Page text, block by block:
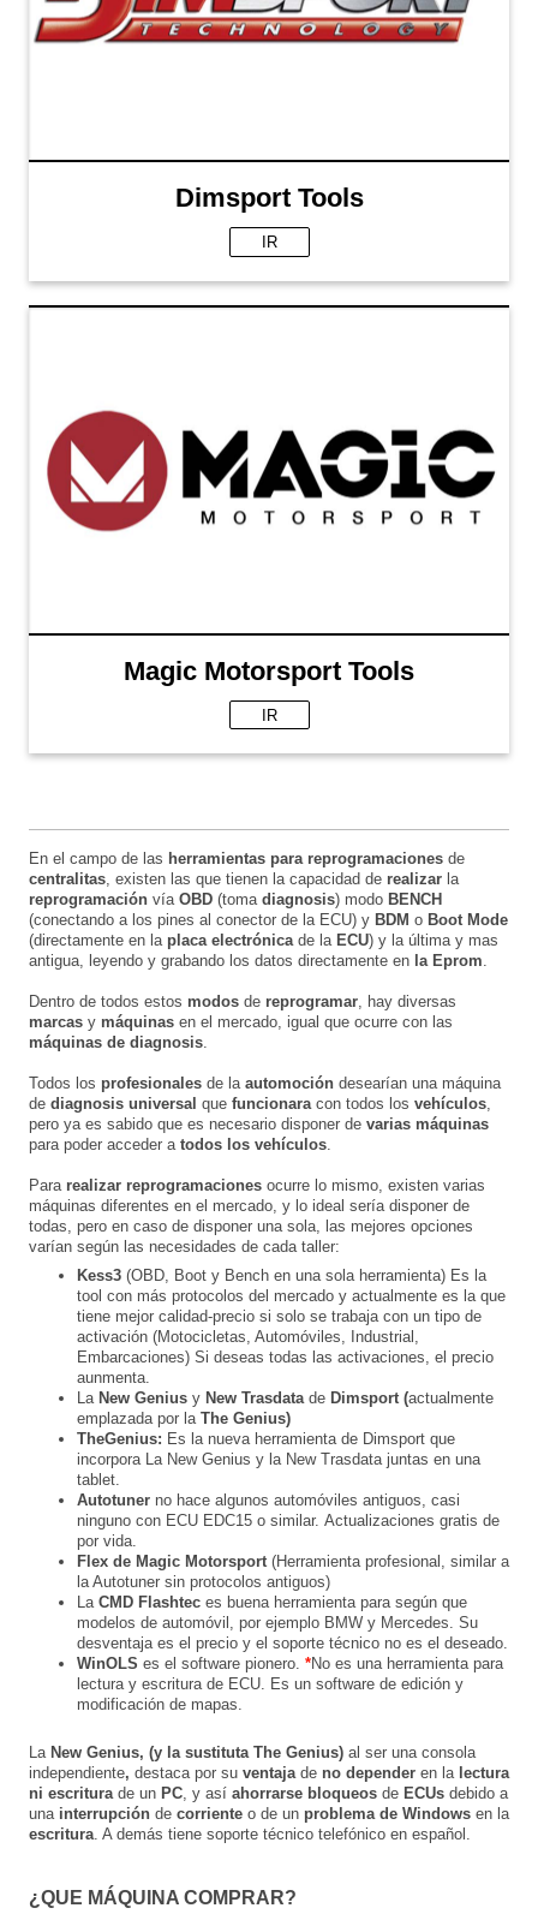
Dimsport Tools
IR
Magic Motorsport Tools
IR
En el campo de las herramientas para reprogramaciones de
centralitas, existen las que tienen la capacidad de realizar la
reprogramación vía OBD (toma diagnosis) modo BENCH
(conectando a los pines al conector de la ECU) y BDM o Boot Mode
(directamente en la placa electrónicade la ECU) y la última y mas
antigua, leyendo y grabando los datos directamente en la Eprom.
Dentro de todos estos modos de reprogramar, hay diversas
marcas y máquinas en el mercado, igual que ocurre con las
máquinas de diagnosis.
Todos los profesionales de la automoción desearían una máquina
de diagnosis universal que funcionaracon todos los vehículos,
pero ya es sabido que es necesario disponer de varias máquinas
para poder acceder a todos los vehículos.
Para realizar reprogramaciones ocurre lo mismo, existen varias
máquinas diferentes en el mercado, y lo ideal sería disponer de
todas, pero en caso de disponer una sola, las mejores opciones
varían según las necesidades de cada taller:
Kess3 (OBD, Boot y Bench en una sola herramienta) Es la
tool con más protocolos del mercado y actualmente es la que
tiene mejor calidad-precio si solo se trabaja con un tipo de
activación (Motocicletas, Automóviles, Industrial,
Embarcaciones) Si deseas todas las activaciones, el precio
aunmenta.
La New Genius y New Trasdata de Dimsport (actualmente
emplazada por la The Genius)
TheGenius: Es la nueva herramienta de Dimsport que
incorpora La New Genius y la New Trasdata juntas en una
tablet.
Autotuner no hace algunos automóviles antiguos, casi
ninguno con ECU EDC15 o similar. Actualizaciones gratis de
por vida.
Flex de Magic Motorsport (Herramienta profesional, similar a
la Autotuner sin protocolos antiguos)
La CMD Flashtec es buena herramienta para según que
modelos de automóvil, por ejemplo BMW y Mercedes. Su
desventaja es el precio y el soporte técnico no es el deseado.
WinOLS es el software pionero. *No es una herramienta para
lectura y escritura de ECU. Es un software de edición y
modificación de mapas.
La New Genius, (y la sustituta The Genius) al ser una consola
independiente, destaca por su ventajade no depender en la lectura
ni escriturade un PC, y así ahorrarse bloqueos de ECUs debido a
una interrupción de corriente o de un problema de Windows en la
escritura. A demás tiene soporte técnico telefónico en español.
¿QUE MÁQUINA COMPRAR?